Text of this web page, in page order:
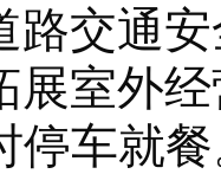
路交通
展室外
停车就